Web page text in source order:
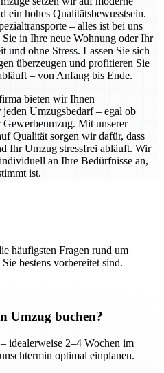
ein hohes Qualitätsbewusstsein.
– alles ist bei uns
in Ihre neue Wohnung oder Ihr
und ohne Stress. Lassen Sie sich
überzeugen und profitieren Sie
– von Anfang bis Ende.
bieten wir Ihnen
Umzugsbedarf – egal ob
Mit unserer
Qualität sorgen wir dafür, dass
Ihr Umzug stressfrei abläuft. Wir
an Ihre Bedürfnisse an,
ist.
häufigsten Fragen rund um
bestens vorbereitet sind.
Umzug buchen?
idealerweise 2–4 Wochen im
optimal einplanen.